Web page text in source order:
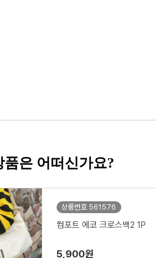
품은 어떠신가요?
상품번호 561576
컴포트 에코 크로스백2 1P
5,900원